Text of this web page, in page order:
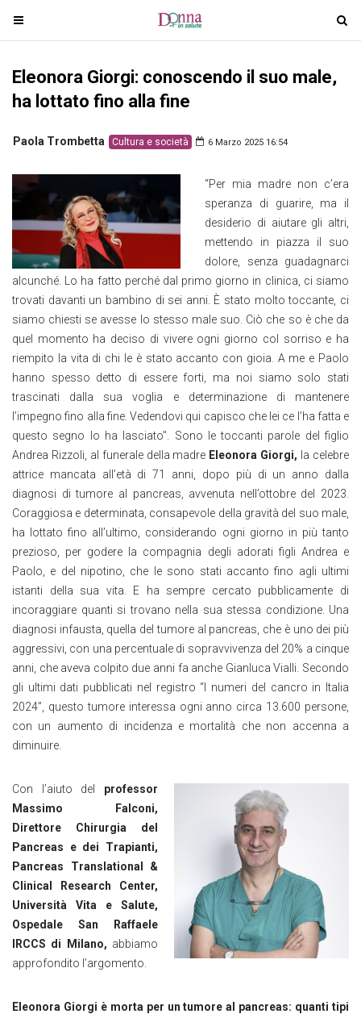
T
o
g
l
n
v
a
t
i
T
o
Eleonora Giorgi: conoscendo il suo male,
ha lottato fino alla fine
Paola Trombetta Cultura e società 6 Marzo 2025 16:54
“Per mia madre non c’era
speranza di guarire, ma il
desiderio di aiutare gli altri,
mettendo in piazza il suo
dolore, senza guadagnarci
alcunché. Lo ha fatto perché dal primo giorno in clinica, ci siamo
trovati davanti un bambino di sei anni. È stato molto toccante, ci
siamo chiesti se avesse lo stesso male suo. Ciò che so è che da
quel momento ha deciso di vivere ogni giorno col sorriso e ha
riempito la vita di chi le è stato accanto con gioia. A me e Paolo
hanno spesso detto di essere forti, ma noi siamo solo stati
trascinati dalla sua voglia e determinazione di mantenere
l’impegno fino alla fine. Vedendovi qui capisco che lei ce l’ha fatta e
questo segno lo ha lasciato”. Sono le toccanti parole del figlio
Andrea Rizzoli, al funerale della madre Eleonora Giorgi, la celebre
attrice mancata all’età di 71 anni, dopo più di un anno dalla
diagnosi di tumore al pancreas, avvenuta nell’ottobre del 2023.
Coraggiosa e determinata, consapevole della gravità del suo male,
ha lottato fino all’ultimo, considerando ogni giorno in più tanto
prezioso, per godere la compagnia degli adorati figli Andrea e
Paolo, e del nipotino, che le sono stati accanto fino agli ultimi
istanti della sua vita. E ha sempre cercato pubblicamente di
incoraggiare quanti si trovano nella sua stessa condizione. Una
diagnosi infausta, quella del tumore al pancreas, che è uno dei più
aggressivi, con una percentuale di sopravvivenza del 20% a cinque
anni, che aveva colpito due anni fa anche Gianluca Vialli. Secondo
gli ultimi dati pubblicati nel registro “I numeri del cancro in Italia
2024”, questo tumore interessa ogni anno circa 13.600 persone,
con un aumento di incidenza e mortalità che non accenna a
diminuire.
Con l’aiuto del professor
Massimo Falconi,
Direttore Chirurgia del
Pancreas e dei Trapianti,
Pancreas Translational &
Clinical Research Center,
Università Vita e Salute,
Ospedale San Raffaele
IRCCS di Milano, abbiamo
approfondito l’argomento.
Eleonora Giorgi è morta per un tumore al pancreas: quanti tipi